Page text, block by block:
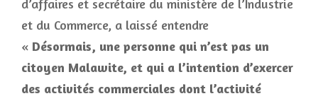
d’affaires et secrétaire du ministère de l’Industrie
et du Commerce, a laissé entendre
« Désormais, une personne qui n’est pas un
citoyen Malawite, et qui a l’intention d’exercer
des activités commerciales dont l’activité